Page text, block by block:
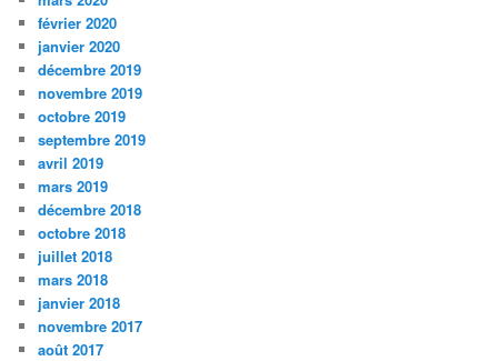
février 2020
janvier 2020
décembre 2019
novembre 2019
octobre 2019
septembre 2019
avril 2019
mars 2019
décembre 2018
octobre 2018
juillet 2018
mars 2018
janvier 2018
novembre 2017
août 2017